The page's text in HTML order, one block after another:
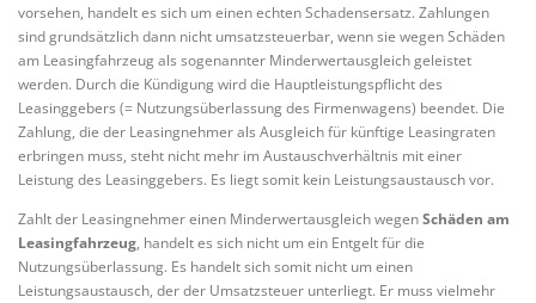
vorsehen, handelt es sich um einen echten Schadensersatz. Zahlungen
sind grundsätzlich dann nicht umsatzsteuerbar, wenn sie wegen Schäden
am Leasingfahrzeug als sogenannter Minderwertausgleich geleistet
werden. Durch die Kündigung wird die Hauptleistungspflicht des
Leasinggebers (= Nutzungsüberlassung des Firmenwagens) beendet. Die
Zahlung, die der Leasingnehmer als Ausgleich für künftige Leasingraten
erbringen muss, steht nicht mehr im Austauschverhältnis mit einer
Leistung des Leasinggebers. Es liegt somit kein Leistungsaustausch vor.
Zahlt der Leasingnehmer einen Minderwertausgleich wegenSchäden am
Leasingfahrzeug, handelt es sich nicht um ein Entgelt für die
Nutzungsüberlassung. Es handelt sich somit nicht um einen
Leistungsaustausch, der der Umsatzsteuer unterliegt. Er muss vielmehr